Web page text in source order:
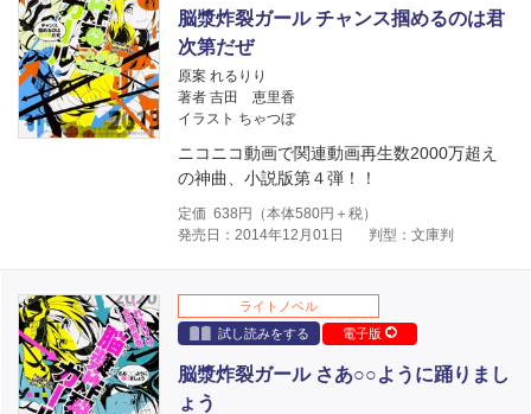
脳漿炸裂ガール チャンス掴めるのは君
次第だぜ
原案 れるりり
著者 吉田 恵里香
イラスト ちゃつぼ
ニコニコ動画で関連動画再生数2000万超え
の神曲、小説版第４弾！！
定価 638 円（本体580円＋税）
発売日：2014年12月01日
判型：文庫判
ライトノベル
試し読みをする
電子版
脳漿炸裂ガール さあ○○ように踊りまし
ょう